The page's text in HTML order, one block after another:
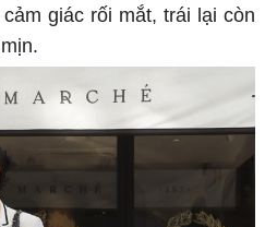
giác rối mắt, trái lại còn